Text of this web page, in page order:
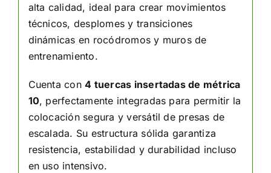
alta calidad, ideal para crear movimientos
técnicos, desplomes y transiciones
dinámicas en rocódromos y muros de
entrenamiento.
Cuenta con4 tuercas insertadas de métrica
10, perfectamente integradas para permitir la
colocación segura y versátil de presas de
escalada. Su estructura sólida garantiza
resistencia, estabilidad y durabilidad incluso
en uso intensivo.